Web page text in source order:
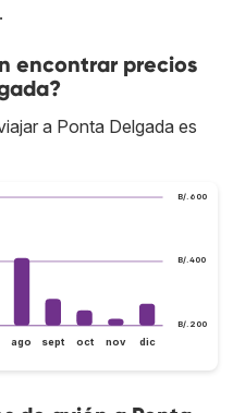
encontrar precios
a Ponta Delgada es
B/.200
B/.400
B/.600
ago sept oct nov dic